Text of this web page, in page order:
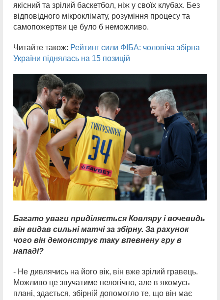
якісний та зрілий баскетбол, ніж у своїх клубах. Без
відповідного мікроклімату, розуміння процесу та
самопожертви це було б неможливо.
Читайте також: Рейтинг сили ФІБА: чоловіча збірна
України піднялась на 15 позицій
Багато уваги приділяється Ковляру і вочевидь
він видав сильні матчі за збірну. За рахунок
чого він демонструє таку впевнену гру в
нападі?
- Не дивлячись на його вік, він вже зрілий гравець.
Можливо це звучатиме нелогічно, але в якомусь
плані, здається, збірній допомогло те, що він має